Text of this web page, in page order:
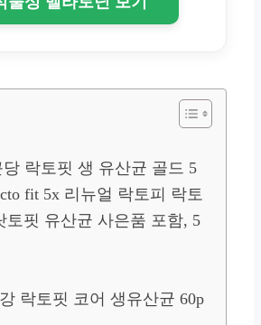
락토핏 생 유산균 골드 5
fit 5x 리뉴얼 락토피 락토
토핏 유산균 사은품 포함, 5
락토핏 코어 생유산균 60p